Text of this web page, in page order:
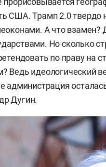
США. Трамп 2.0 твердо
А что
Но сколько
по праву на
Ведь идеологический
администрация
Дугин.